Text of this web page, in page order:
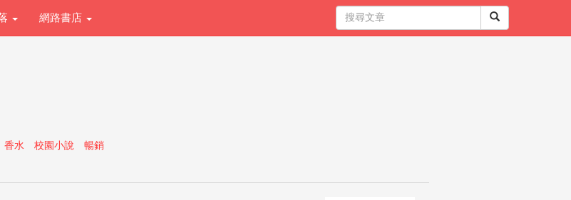
網路書店
香水 校園小說 暢銷